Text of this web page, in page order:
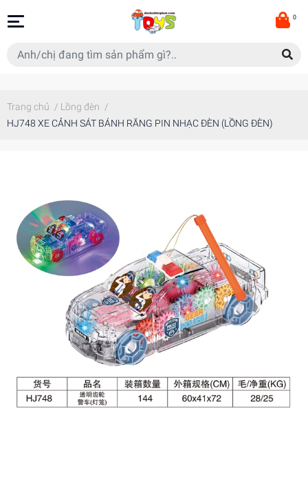
0
Trang chủ / Lồng đèn /
HJ748 XE CẢNH SÁT BÁNH RĂNG PIN NHẠC ĐÈN (LỒNG ĐÈN)